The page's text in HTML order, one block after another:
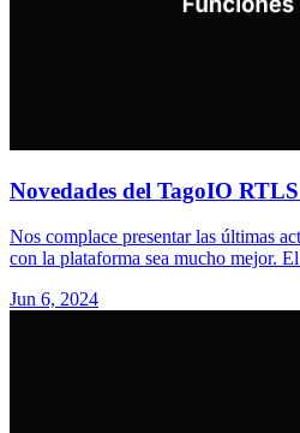
Novedades del TagoIO
Nos complace presentar las últimas
con la plataforma sea mucho mejor.
Jun 6, 2024